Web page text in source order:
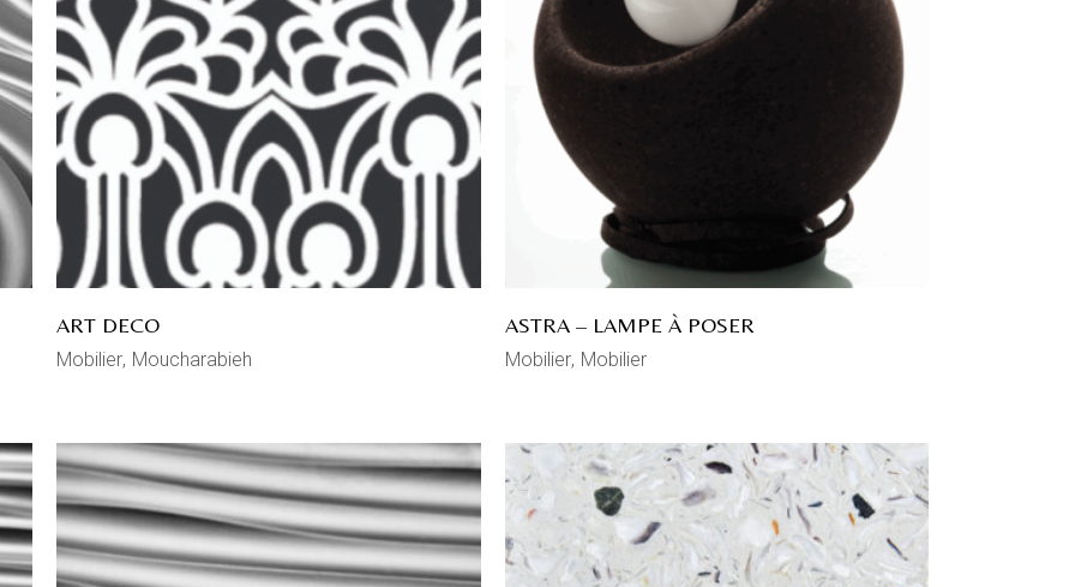
ART DECO
Mobilier Moucharabieh
ASTRA – LAMPE À POSER
Mobilier Mobilier